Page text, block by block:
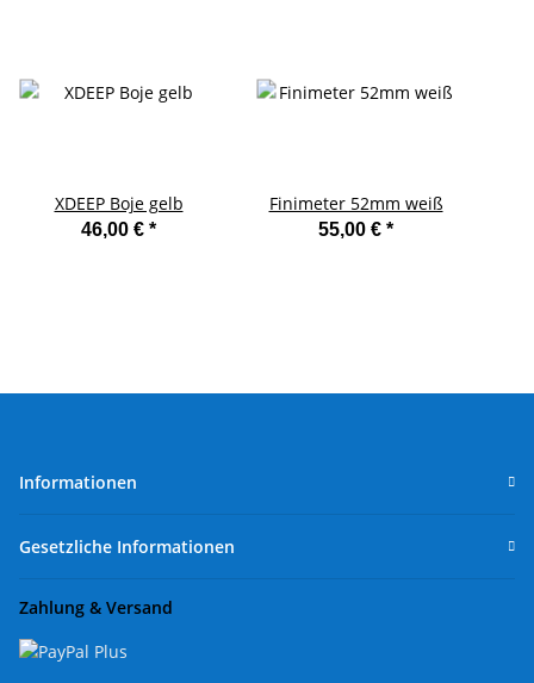
XDEEP Boje gelb
46,00 € *
Finimeter 52mm weiß
55,00 € *
Informationen
Gesetzliche Informationen
Zahlung & Versand